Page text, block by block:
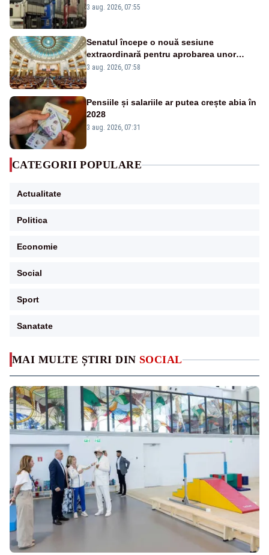
MAI MULTE ȘTIRI DIN SOCIAL
este interzisă luni, între orele 12:00 și
3 aug. 2026, 07:55
Senatul începe o nouă sesiune
extraordinară pentru aprobarea unor
jaloane din PNRR
3 aug. 2026, 07:58
Pensiile și salariile ar putea crește abia în
2028
3 aug. 2026, 07:31
CATEGORII POPULARE
Actualitate
Politica
Economie
Social
Sport
Sanatate